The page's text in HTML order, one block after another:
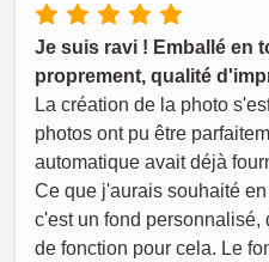
Je suis ravi ! Emballé en
proprement, qualité
La création de la photo
photos ont pu être
automatique avait déjà
Ce que j'aurais souhaité
c'est un fond personnalisé,
de fonction pour cela. Le